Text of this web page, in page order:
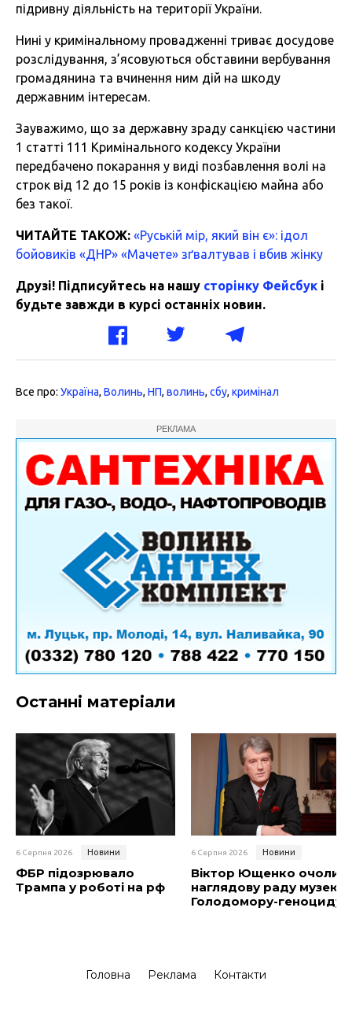
підривну діяльність на території України.
Нині у кримінальному провадженні триває досудове
розслідування, з’ясовуються обставини вербування
громадянина та вчинення ним дій на шкоду
державним інтересам.
Зауважимо, що за державну зраду санкцією частини
1 статті 111 Кримінального кодексу України
передбачено покарання у виді позбавлення волі на
строк від 12 до 15 років із конфіскацією майна або
без такої.
ЧИТАЙТЕ ТАКОЖ: «Руській мір, який він є»: ідол
бойовиків «ДНР» «Мачете» зґвалтував і вбив жінку
Друзі! Підписуйтесь на нашу сторінку Фейсбук і
будьте завжди в курсі останніх новин.
Все про: Україна, Волинь, НП, волинь, сбу, кримінал
РЕКЛАМА
Останні матеріали
6 Серпня 2026 Новини
ФБР підозрювало
Трампа у роботі на рф
6 Серпня 2026 Новини
Віктор Ющенко очолив
наглядову раду музею
Голодомору-геноциду
Головна Реклама Контакти